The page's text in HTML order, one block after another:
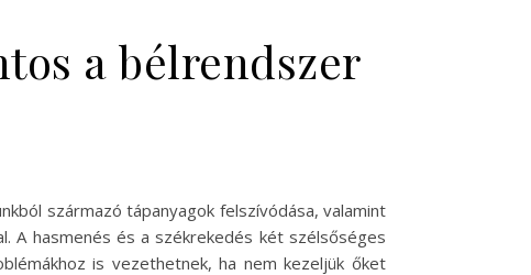
a bélrendszer
származó tápanyagok felszívódása, valamint
A hasmenés és a székrekedés két szélsőséges
is vezethetnek, ha nem kezeljük őket